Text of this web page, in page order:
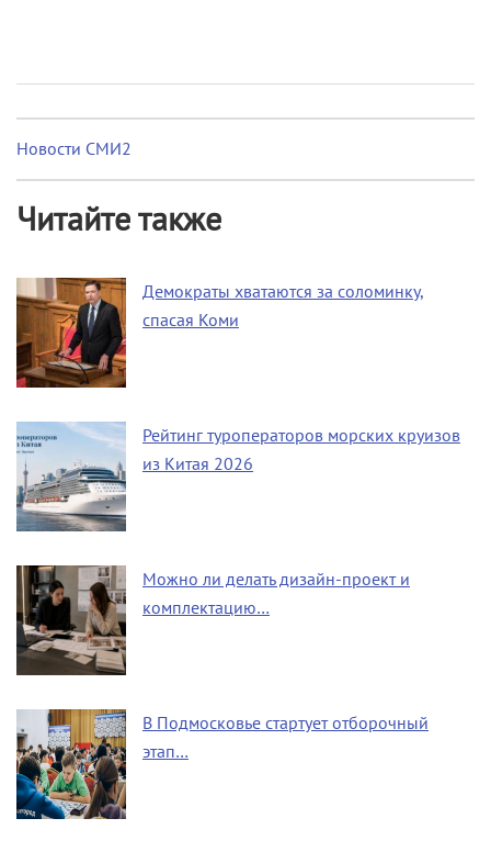
Новости СМИ2
Читайте также
Демократы хватаются за соломинку,
спасая Коми
Рейтинг туроператоров морских круизов
из Китая 2026
Можно ли делать дизайн-проект и
комплектацию…
В Подмосковье стартует отборочный
этап…